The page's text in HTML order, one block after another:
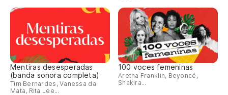
Mentiras desesperadas
(banda sonora completa)
Tim Bernardes, Vanessa da
Mata, Rita Lee...
100 voces femeninas
Aretha Franklin, Beyoncé,
Shakira...